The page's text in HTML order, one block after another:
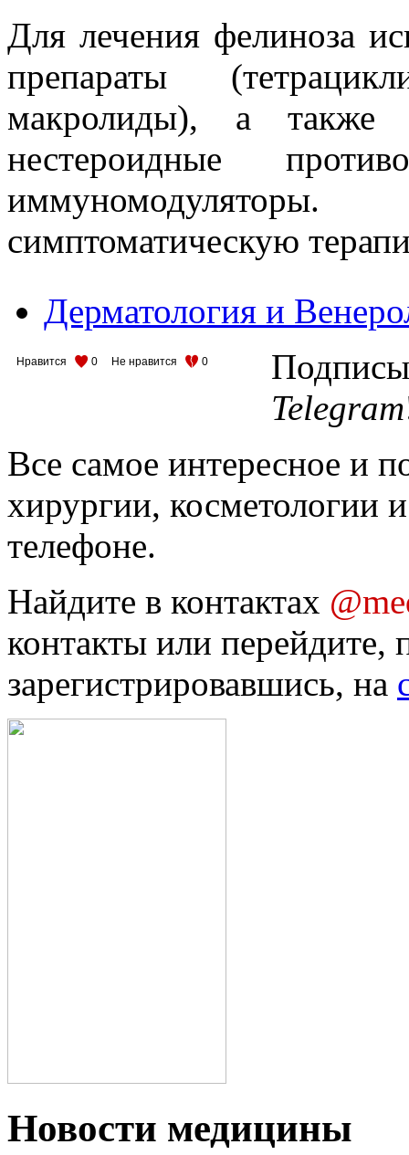
Для лечения фелиноза
препараты
макролиды), а также
нестероидные
иммуномодуляторы.
симптоматическую
Дерматология и
Нравится 0 Не нравится 0
Telegram
Все самое интересное и
хирургии, косметологии
телефоне.
Найдите в контактах
контакты или перейдите,
зарегистрировавшись, на
Новости медицины